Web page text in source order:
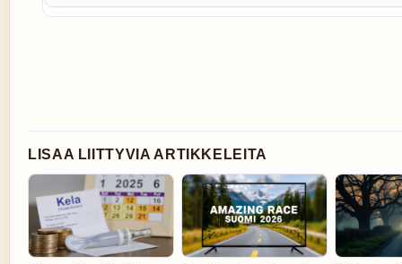
LISAA LIITTYVIA ARTIKKELEITA